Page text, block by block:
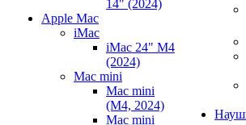
14" (2024)
Apple Mac
iMac
iMac 24" M4
(2024)
Mac mini
Mac mini
(M4, 2024)
Mac mini